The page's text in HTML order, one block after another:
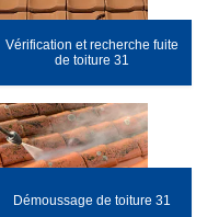
Vérification et recherche fuite
de toiture 31
Démoussage de toiture 31